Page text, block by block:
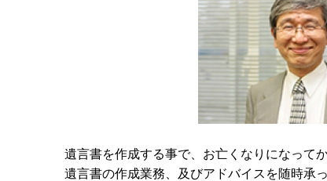
遺言書を作成する事で、お亡くなりになって
遺言書の作成業務、及びアドバイスを随時承